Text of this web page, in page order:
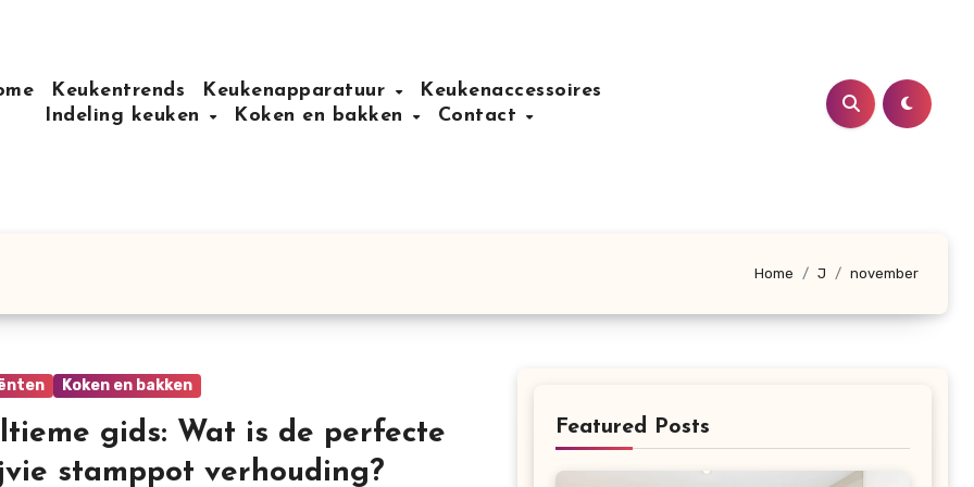
Keukentrends Keukenapparatuur
Keukenaccessoires
Indeling keuken
Koken en bakken Contact
Home J november
Koken en bakken
gids: Wat is de perfecte
stamppot verhouding?
Featured Posts